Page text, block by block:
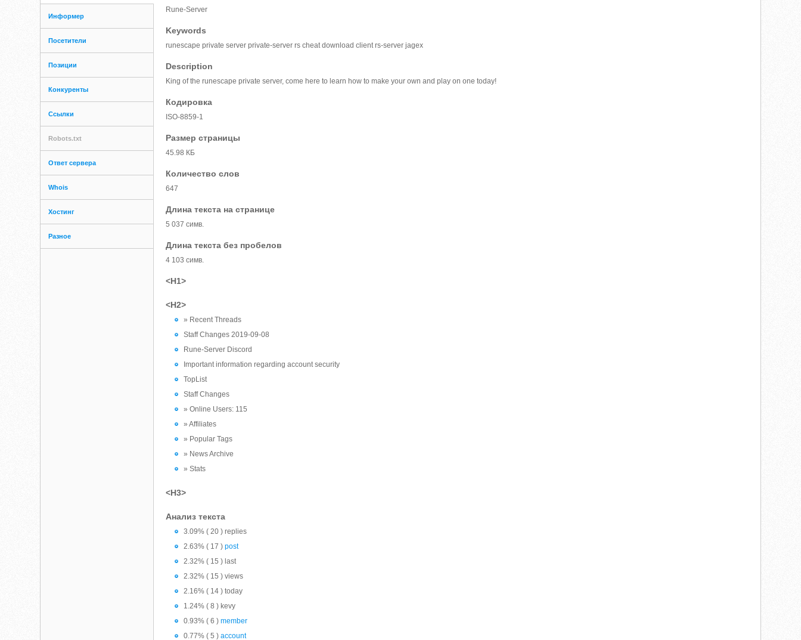
Информер
Посетители
Позиции
Конкуренты
Ссылки
Robots.txt
Ответ сервера
Whois
Хостинг
Разное
Rune-Server
Keywords
runescape private server private-server rs cheat download client rs-server jagex
Description
King of the runescape private server, come here to learn how to make your own and play on one today!
Кодировка
ISO-8859-1
Размер страницы
45.98 КБ
Количество слов
647
Длина текста на странице
5 037 симв.
Длина текста без пробелов
4 103 симв.
<H1>
<H2>
» Recent Threads
Staff Changes 2019-09-08
Rune-Server Discord
Important information regarding account security
TopList
Staff Changes
» Online Users: 115
» Affiliates
» Popular Tags
» News Archive
» Stats
<H3>
Анализ текста
3.09% ( 20 ) replies
2.63% ( 17 )post
2.32% ( 15 ) last
2.32% ( 15 ) views
2.16% ( 14 ) today
1.24% ( 8 ) kevy
0.93% ( 6 )member
0.77% ( 5 )account